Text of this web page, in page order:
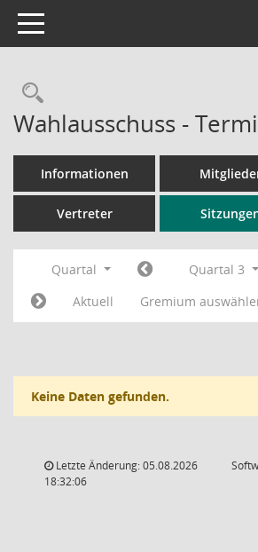
Toggle navigation
Rechercheauswahl
Wahlausschuss -
Informationen
Vertreter
Quartal Quartal 3
Aktuell
Gremium
Keine Daten gefunden.
Letzte Änderung: 05.08.2026
18:32:06